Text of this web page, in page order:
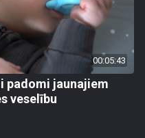
00:05:43
padomi jaunajiem
veselību